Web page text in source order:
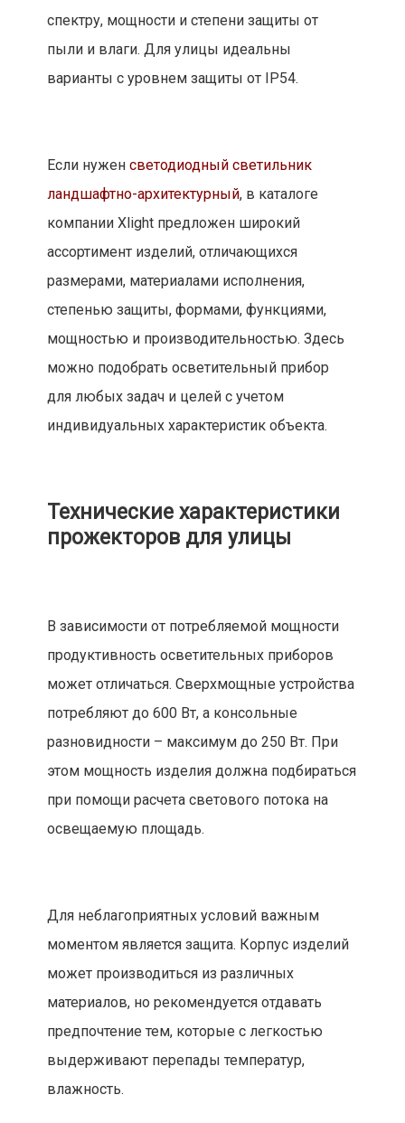
спектру, мощности и степени защиты от
пыли и влаги. Для улицы идеальны
варианты с уровнем защиты от IP54.
Если нужен светодиодный светильник
ландшафтно-архитектурный, в каталоге
компании Xlight предложен широкий
ассортимент изделий, отличающихся
размерами, материалами исполнения,
степенью защиты, формами, функциями,
мощностью и производительностью. Здесь
можно подобрать осветительный прибор
для любых задач и целей с учетом
индивидуальных характеристик объекта.
Технические характеристики
прожекторов для улицы
В зависимости от потребляемой мощности
продуктивность осветительных приборов
может отличаться. Сверхмощные устройства
потребляют до 600 Вт, а консольные
разновидности – максимум до 250 Вт. При
этом мощность изделия должна подбираться
при помощи расчета светового потока на
освещаемую площадь.
Для неблагоприятных условий важным
моментом является защита. Корпус изделий
может производиться из различных
материалов, но рекомендуется отдавать
предпочтение тем, которые с легкостью
выдерживают перепады температур,
влажность.